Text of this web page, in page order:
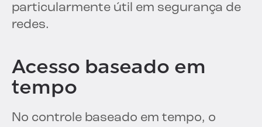
particularmente útil em segurança de
redes.
Acesso baseado em
tempo
No controle baseado em tempo, o